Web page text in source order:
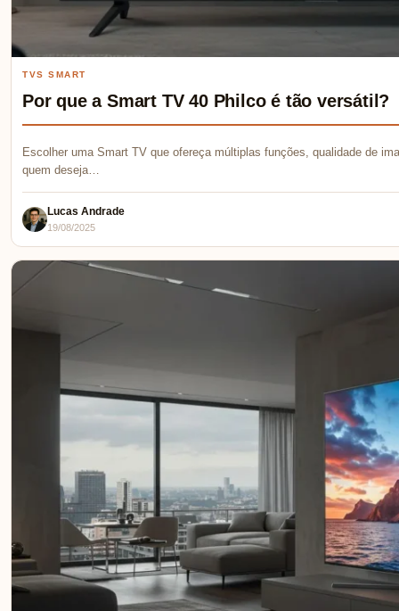
TVS SMART
Por que a Smart TV 40 Philco é tão versátil?
Escolher uma Smart TV que ofereça múltiplas funções, qualidade de
quem deseja…
Lucas Andrade
19/08/2025